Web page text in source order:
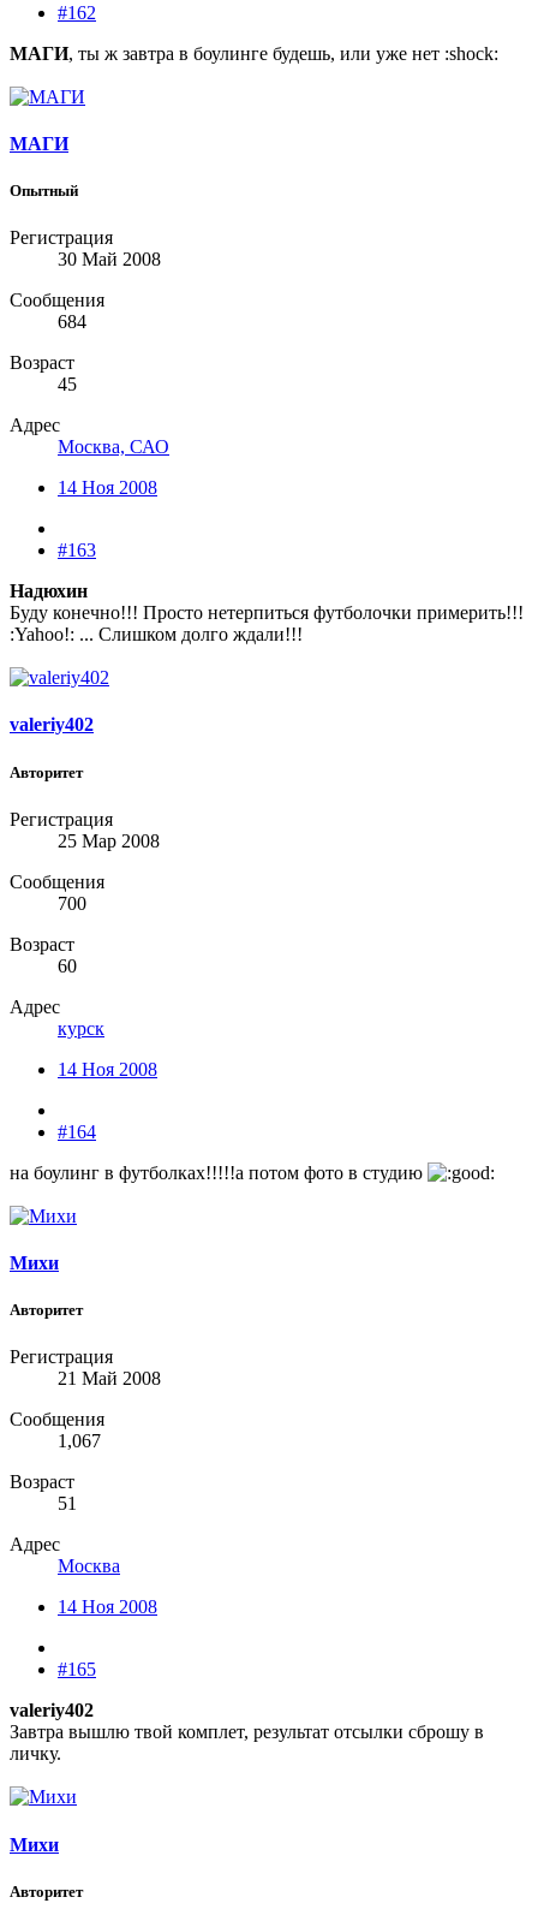
#162
МАГИ, ты ж завтра в боулинге будешь, или уже нет :shock:
МАГИ
Опытный
Регистрация
30 Май 2008
Сообщения
684
Возраст
45
Адрес
Москва, САО
14 Ноя 2008
#163
Надюхин
Буду конечно!!! Просто нетерпиться футболочки примерить!!!
:Yahoo!: ... Слишком долго ждали!!!
valeriy402
Авторитет
Регистрация
25 Мар 2008
Сообщения
700
Возраст
60
Адрес
курск
14 Ноя 2008
#164
на боулинг в футболках!!!!!а потом фото в студию
Михи
Авторитет
Регистрация
21 Май 2008
Сообщения
1,067
Возраст
51
Адрес
Москва
14 Ноя 2008
#165
valeriy402
Завтра вышлю твой комплет, результат отсылки сброшу в
личку.
Михи
Авторитет